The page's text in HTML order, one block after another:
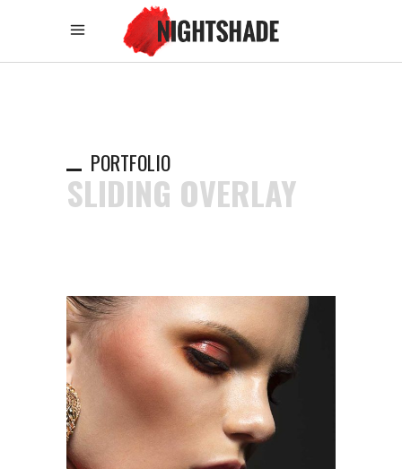
PORTFOLIO
SLIDING OVERLAY